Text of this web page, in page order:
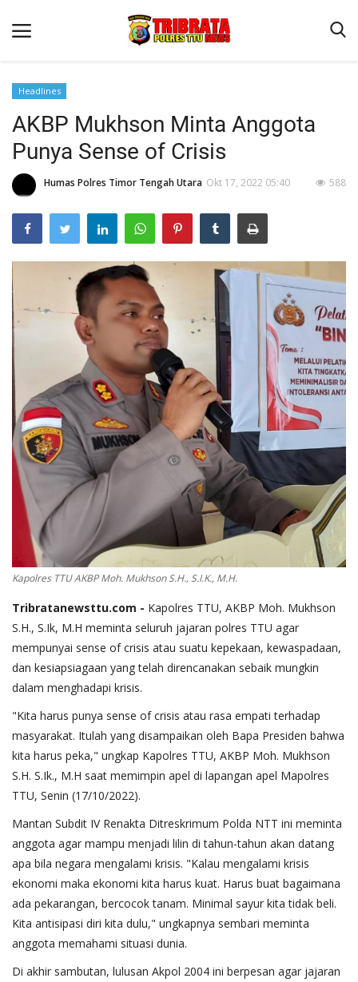
Beranda
Terms & Conditions
Reskrim
Binkam
Lantas
Headlines
AKBP Mukhson Minta Anggota
Punya Sense of Crisis
Humas Polres Timor Tengah Utara Okt 17, 2022 05:40 588
Kapolres TTU AKBP Moh. Mukhson S.H., S.I.K., M.H.
Tribratanewsttu.com - Kapolres TTU, AKBP Moh. Mukhson
S.H., S.Ik, M.H meminta seluruh jajaran polres TTU agar
mempunyai sense of crisis atau suatu kepekaan, kewaspadaan,
dan kesiapsiagaan yang telah direncanakan sebaik mungkin
dalam menghadapi krisis.
"Kita harus punya sense of crisis atau rasa empati terhadap
masyarakat. Itulah yang disampaikan oleh Bapa Presiden bahwa
kita harus peka," ungkap Kapolres TTU, AKBP Moh. Mukhson
S.H. S.Ik., M.H saat memimpin apel di lapangan apel Mapolres
TTU, Senin (17/10/2022).
Mantan Subdit IV Renakta Ditreskrimum Polda NTT ini meminta
anggota agar mampu menjadi lilin di tahun-tahun akan datang
apa bila negara mengalami krisis. "Kalau mengalami krisis
ekonomi maka ekonomi kita harus kuat. Harus buat bagaimana
ada pekarangan, bercocok tanam. Minimal sayur kita tidak beli.
Kita antisipasi diri kita dulu," ungkapnya sembari meminta
anggota memahami situasi dunia.
Di akhir sambutan, lulusan Akpol 2004 ini berpesan agar jajaran